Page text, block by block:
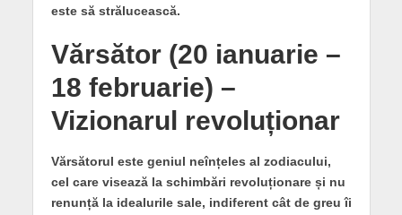
este să strălucească.
Vărsător (20 ianuarie –
18 februarie) –
Vizionarul revoluționar
Vărsătorul este geniul neînțeles al zodiacului,
cel care visează la schimbări revoluționare și nu
renunță la idealurile sale, indiferent cât de greu îi